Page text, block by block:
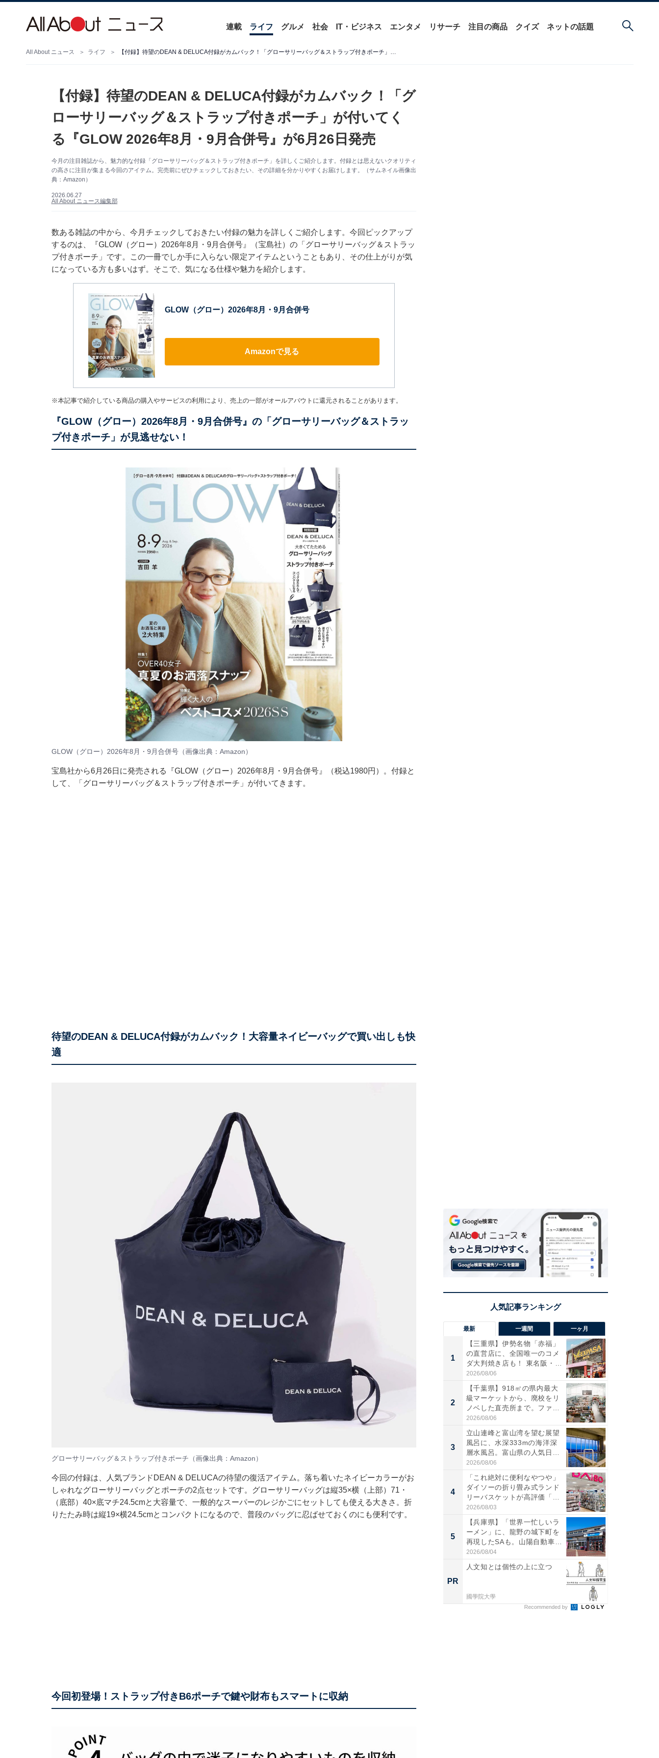
連載 ライフ グルメ 社会 IT・ビジネス エンタメ リサーチ 注目の商品 クイズ ネットの話題
All About ニュース ライフ 【付録】待望のDEAN & DELUCA付録がカムバック！「グローサリーバッグ＆ストラップ付きポーチ」が付いてくる『GLOW 2026年8月・9月合併号』が6月26日発売
【付録】待望のDEAN & DELUCA付録がカムバック！「グ
ローサリーバッグ＆ストラップ付きポーチ」が付いてく
る『GLOW 2026年8月・9月合併号』が6月26日発売
今月の注目雑誌から、魅力的な付録「グローサリーバッグ＆ストラップ付きポーチ」を詳しくご紹介します。付録とは思えないクオリティ
の高さに注目が集まる今回のアイテム。完売前にぜひチェックしておきたい、その詳細を分かりやすくお届けします。（サムネイル画像出
典：Amazon）
2026.06.27
All About ニュース編集部
数ある雑誌の中から、今月チェックしておきたい付録の魅力を詳しくご紹介します。今回ピックアップ
するのは、『GLOW（グロー）2026年8月・9月合併号』（宝島社）の「グローサリーバッグ＆ストラッ
プ付きポーチ」です。この一冊でしか手に入らない限定アイテムということもあり、その仕上がりが気
になっている方も多いはず。そこで、気になる仕様や魅力を紹介します。
GLOW（グロー）2026年8月・9月合併号
Amazonで見る
※本記事で紹介している商品の購入やサービスの利用により、売上の一部がオールアバウトに還元されることがあります。
『GLOW（グロー）2026年8月・9月合併号』の「グローサリーバッグ＆ストラッ
プ付きポーチ」が見逃せない！
GLOW（グロー）2026年8月・9月合併号（画像出典：Amazon）
宝島社から6月26日に発売される『GLOW（グロー）2026年8月・9月合併号』（税込1980円）。付録と
して、「グローサリーバッグ＆ストラップ付きポーチ」が付いてきます。
待望のDEAN & DELUCA付録がカムバック！大容量ネイビーバッグで買い出しも快
適
グローサリーバッグ＆ストラップ付きポーチ（画像出典：Amazon）
今回の付録は、人気ブランドDEAN & DELUCAの待望の復活アイテム。落ち着いたネイビーカラーがお
しゃれなグローサリーバッグとポーチの2点セットです。グローサリーバッグは縦35×横（上部）71・
（底部）40×底マチ24.5cmと大容量で、一般的なスーパーのレジかごにセットしても使える大きさ。折
りたたみ時は縦19×横24.5cmとコンパクトになるので、普段のバッグに忍ばせておくのにも便利です。
今回初登場！ストラップ付きB6ポーチで鍵や財布もスマートに収納
最新 一週間 一ヶ月
1
【三重県】伊勢名物「赤福」
の直営店に、全国唯一のコメ
ダ大判焼き店も！ 東名阪・
伊...
2026/08/06
2
【千葉県】918㎡の県内最大
級マーケットから、廃校をリ
ノベした直売所まで。ファ
ー...
2026/08/06
3
立山連峰と富山湾を望む展望
風呂に、水深333mの海洋深
層水風呂。富山県の人気日
帰...
2026/08/06
4
「これ絶対に便利なやつや」
ダイソーの折り畳み式ランド
リーバスケットが高評価「使
わ...
2026/08/03
5
【兵庫県】「世界一忙しいラ
ーメン」に、龍野の城下町を
再現したSAも。山陽自動車
道...
2026/08/04
PR
人文知とは個性の上に立つ
國學院大學
Recommended by